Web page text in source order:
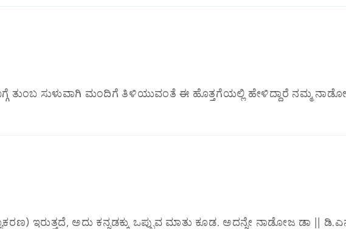
ತುಂಬ ಸುಳುವಾಗಿ ಮಂದಿಗೆ ತಿಳಿಯುವಂತೆ ಈ ಹೊತ್ತಗೆಯಲ್ಲಿ ಹೇಳಿದ್ದಾರೆ ನಮ್ಮ
ಇರುತ್ತದೆ, ಅದು ಕನ್ನಡಕ್ಕು ಒಪ್ಪುವ ಮಾತು ಕೂಡ. ಅದನ್ನೇ ನಾಡೋಜ ಡಾ ||